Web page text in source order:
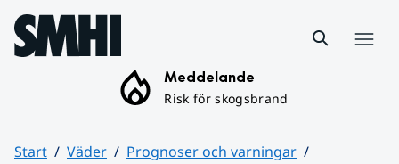
Hoppa till sidans innehåll
Meddelande
Risk för skogsbrand
Start Väder
Prognoser och varningar